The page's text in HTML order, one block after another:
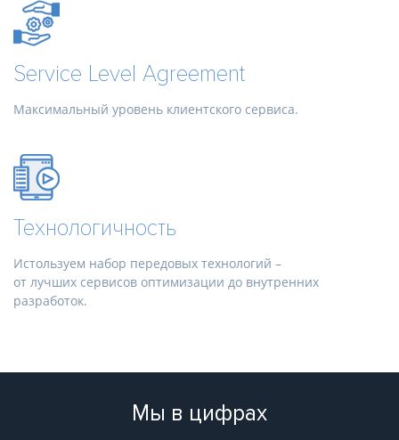
Service Level Agreement
Максимальный уровень клиентского сервиса.
Технологичность
Истользуем набор передовых технологий –
от лучших сервисов оптимизации до внутренних
разработок.
Мы в цифрах